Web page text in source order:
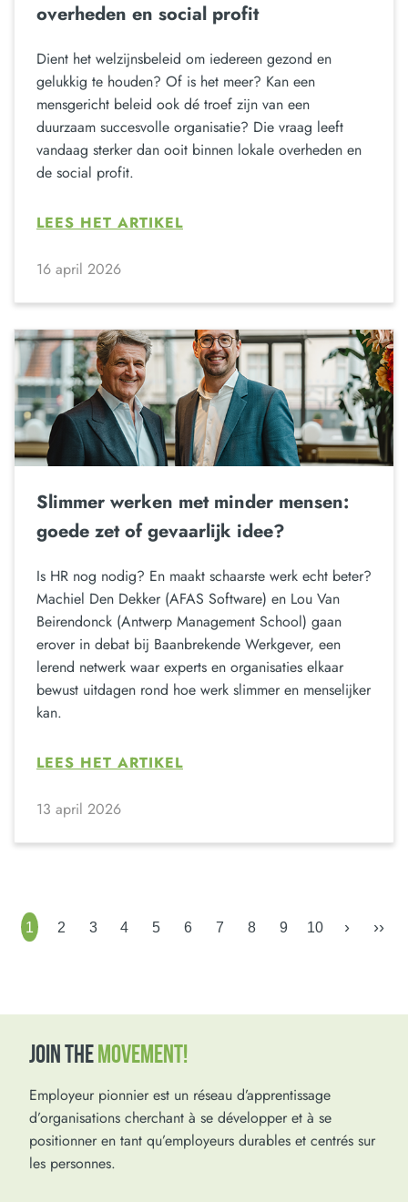
overheden en social profit
Dient het welzijnsbeleid om iedereen gezond en
gelukkig te houden? Of is het meer? Kan een
mensgericht beleid ook dé troef zijn van een
duurzaam succesvolle organisatie? Die vraag leeft
vandaag sterker dan ooit binnen lokale overheden en
de social profit.
LEES HET ARTIKEL
16 april 2026
Slimmer werken met minder mensen:
goede zet of gevaarlijk idee?
Is HR nog nodig? En maakt schaarste werk echt beter?
Machiel Den Dekker (AFAS Software) en Lou Van
Beirendonck (Antwerp Management School) gaan
erover in debat bij Baanbrekende Werkgever, een
lerend netwerk waar experts en organisaties elkaar
bewust uitdagen rond hoe werk slimmer en menselijker
kan.
LEES HET ARTIKEL
13 april 2026
1 2 3 4 5 6 7 8 9 10 › ››
JOIN THEMOVEMENT!
Employeur pionnier est un réseau d’apprentissage
d’organisations cherchant à se développer et à se
positionner en tant qu’employeurs durables et centrés sur
les personnes.